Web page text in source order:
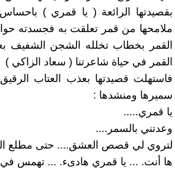
بقصيدتها الرائعة ( يا قمري )
ملامحها من قمر تعلقت به فجسدته
القمر بخطاب تخلله الشجن الشفيف
القمر في حياة شاعرتنا ( سعاد الزاكي )
فاستهلت قصيدتها بعذب العتاب
سميرها ومنشدها :
يا قمري.....
وعدتني بالسمر....
لتروي لي قصص العشق.... حتى مطلع
ها أنت. ... يا قمري هادىء. ... تهمس